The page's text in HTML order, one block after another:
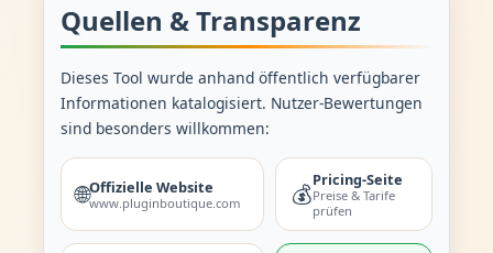
Quellen & Transparenz
Dieses Tool wurde anhand öffentlich verfügbarer
Informationen katalogisiert. Nutzer-Bewertungen
sind besonders willkommen:
🌐Offizielle Website
www.pluginboutique.com 💰
Pricing-Seite
Preise & Tarife
prüfen